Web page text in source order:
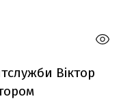
Віктор